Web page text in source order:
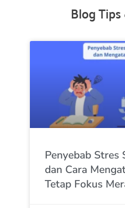
Blog
Penyebab Stres
dan Cara
Tetap Fokus